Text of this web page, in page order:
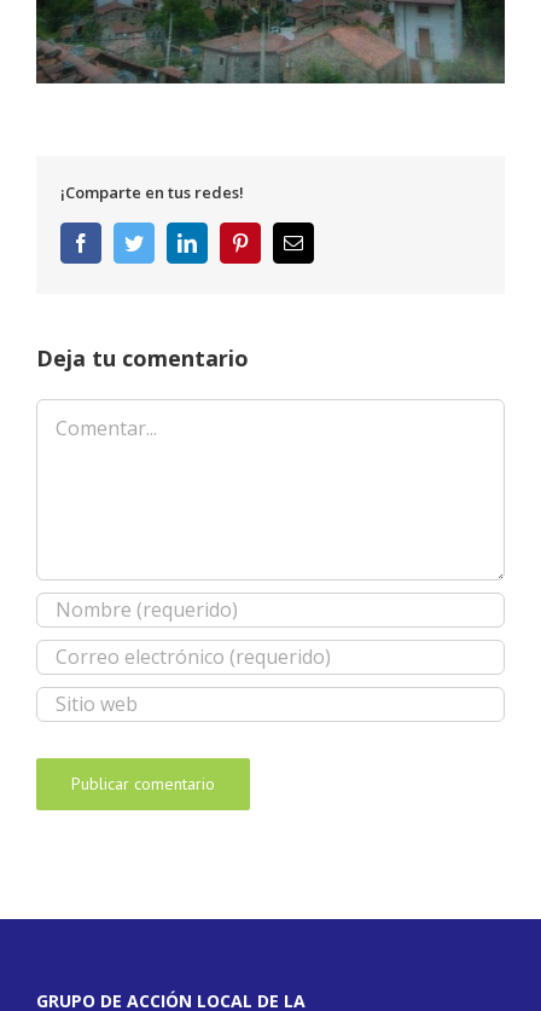
¡Comparte en tus redes!
FacebookTwitterLinkedInPinterestCorreo
electrónico
Deja tu comentario
Comentar
GRUPO DE ACCIÓN LOCAL DE LA